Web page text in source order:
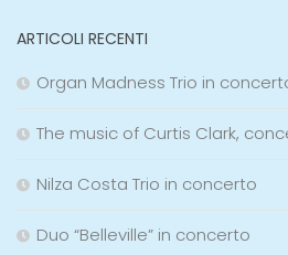
ARTICOLI RECENTI
Organ Madness Trio in
The music of Curtis Clark,
Nilza Costa Trio in concerto
Duo “Belleville” in concerto